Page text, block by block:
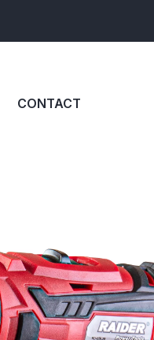
CONTACT